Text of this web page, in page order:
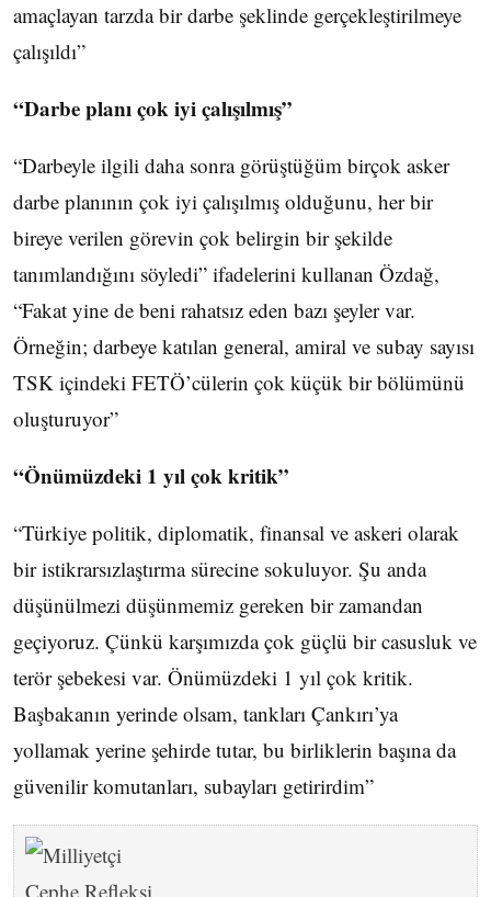
amaçlayan tarzda bir darbe şeklinde gerçekleştirilmeye
çalışıldı”
“Darbe planı çok iyi çalışılmış”
“Darbeyle ilgili daha sonra görüştüğüm birçok asker
darbe planının çok iyi çalışılmış olduğunu, her bir
bireye verilen görevin çok belirgin bir şekilde
tanımlandığını söyledi” ifadelerini kullanan Özdağ,
“Fakat yine de beni rahatsız eden bazı şeyler var.
Örneğin; darbeye katılan general, amiral ve subay sayısı
TSK içindeki FETÖ’cülerin çok küçük bir bölümünü
oluşturuyor”
“Önümüzdeki 1 yıl çok kritik”
“Türkiye politik, diplomatik, finansal ve askeri olarak
bir istikrarsızlaştırma sürecine sokuluyor. Şu anda
düşünülmezi düşünmemiz gereken bir zamandan
geçiyoruz. Çünkü karşımızda çok güçlü bir casusluk ve
terör şebekesi var. Önümüzdeki 1 yıl çok kritik.
Başbakanın yerinde olsam, tankları Çankırı’ya
yollamak yerine şehirde tutar, bu birliklerin başına da
güvenilir komutanları, subayları getirirdim”